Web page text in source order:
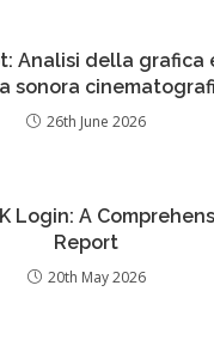
Analisi della grafica
sonora
26th June 2026
Login: A
Report
20th May 2026